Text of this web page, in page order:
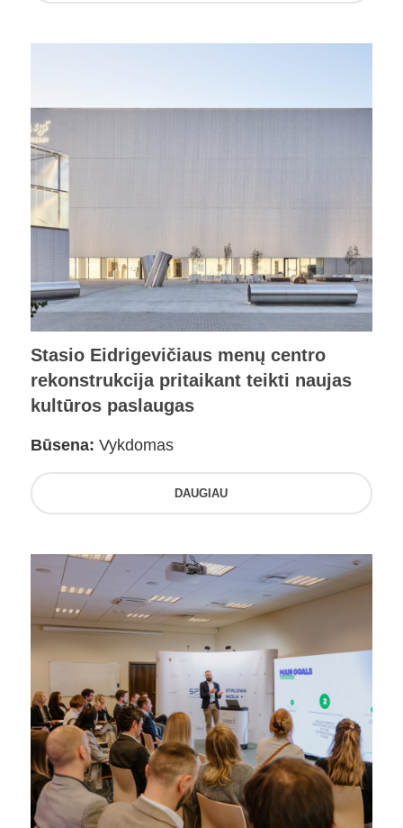
Stasio Eidrigevičiaus menų centro
rekonstrukcija pritaikant teikti naujas
kultūros paslaugas
Būsena: Vykdomas
DAUGIAU